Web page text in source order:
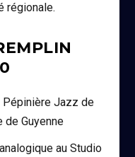
régionale.
Pépinière Jazz de
de Guyenne
au Studio